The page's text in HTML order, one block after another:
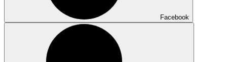
Facebook